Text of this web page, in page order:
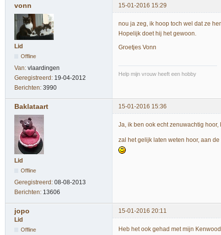
vonn 15-01-2016 15:29
Lid
Offline
Van: vlaardingen
Geregistreerd: 19-04-2012
Berichten: 3990
nou ja zeg, ik hoop toch wel dat ze
Hopelijk doet hij het gewoon.
Groetjes Vonn
Help mijn vrouw heeft een hobby
Baklataart 15-01-2016 15:36
Lid
Offline
Geregistreerd: 08-08-2013
Berichten: 13606
Ja, ik ben ook echt zenuwachtig
zal het gelijk laten weten hoor, aan
jopo
15-01-2016 20:11
Lid
Offline
Heb het ook gehad met mijn